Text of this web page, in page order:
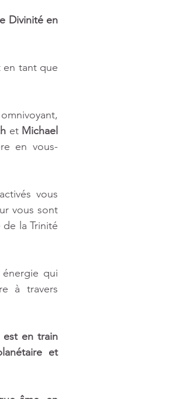
Divinité en
en tant que
et Michael
en vous-
vous
vous sont
la Trinité
qui
à travers
est en train
et